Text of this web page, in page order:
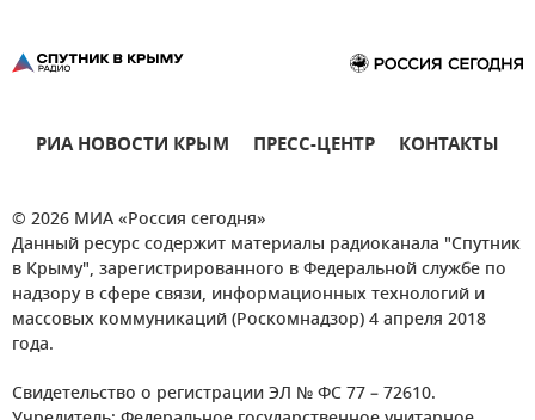
РИА НОВОСТИ КРЫМ ПРЕСС-ЦЕНТР КОНТАКТЫ
© 2026 МИА «Россия сегодня»
Данный ресурс содержит материалы радиоканала "Спутник
в Крыму", зарегистрированного в Федеральной службе по
надзору в сфере связи, информационных технологий и
массовых коммуникаций (Роскомнадзор) 4 апреля 2018
года.
Свидетельство о регистрации ЭЛ № ФС 77 – 72610.